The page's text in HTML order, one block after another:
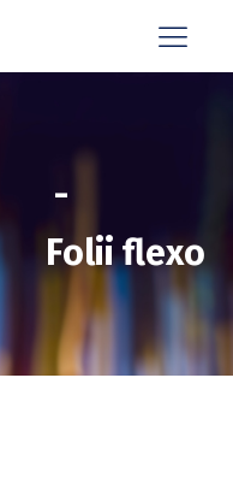
-
Folii flexo